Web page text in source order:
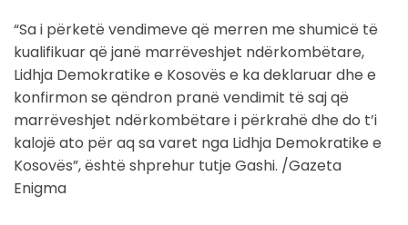
“Sa i përketë vendimeve që merren me shumicë të
kualifikuar që janë marrëveshjet ndërkombëtare,
Lidhja Demokratike e Kosovës e ka deklaruar dhe e
konfirmon se qëndron pranë vendimit të saj që
marrëveshjet ndërkombëtare i përkrahë dhe do t’i
kalojë ato për aq sa varet nga Lidhja Demokratike e
Kosovës”, është shprehur tutje Gashi. /Gazeta
Enigma